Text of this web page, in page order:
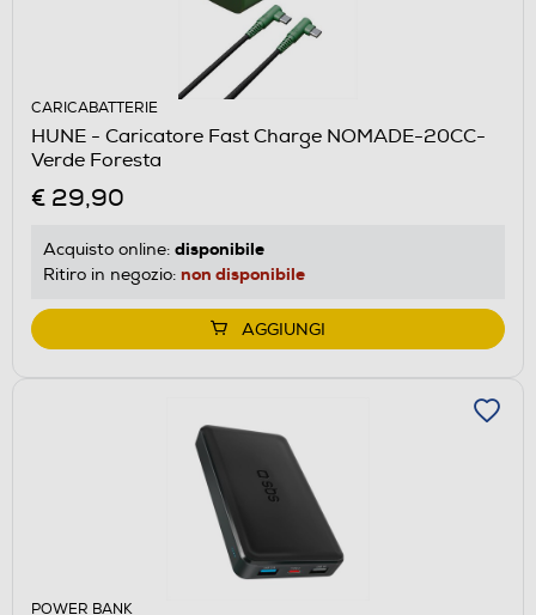
CARICABATTERIE
HUNE - Caricatore Fast Charge NOMADE-20CC-
Verde Foresta
€ 29,90
Acquisto online: disponibile
Ritiro in negozio: non disponibile
AGGIUNGI
POWER BANK